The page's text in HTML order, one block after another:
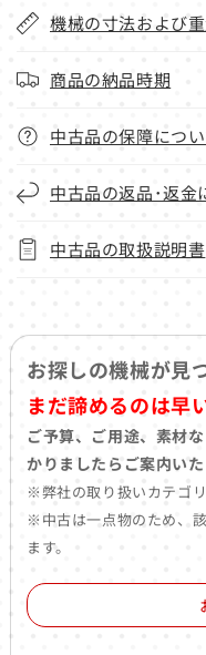
機械の寸法および重
商品の納品時期
中古品の保障につ
中古品の返品･返金
中古品の取扱説明書
お探しの機械が見
まだ諦めるのは早
ご予算、ご用途、素材
かりましたらご案内いた
※弊社の取り扱いカテゴリ
※中古は一点物のため、
ます。